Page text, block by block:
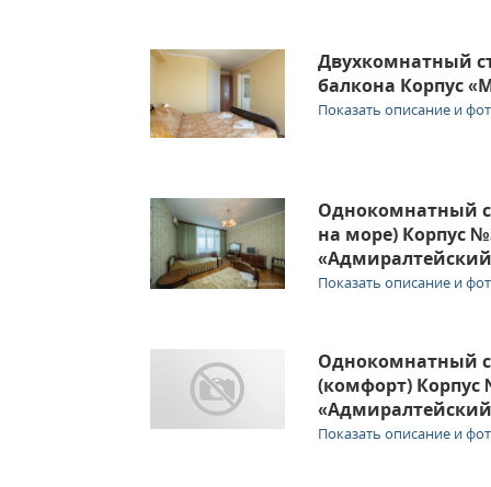
Двухкомнатный
балкона Корпус
Показать описание и
Однокомнатный
на море) Корпус
«Адмиралтейский
Показать описание и
Однокомнатный
(комфорт) Корпус
«Адмиралтейский
Показать описание и